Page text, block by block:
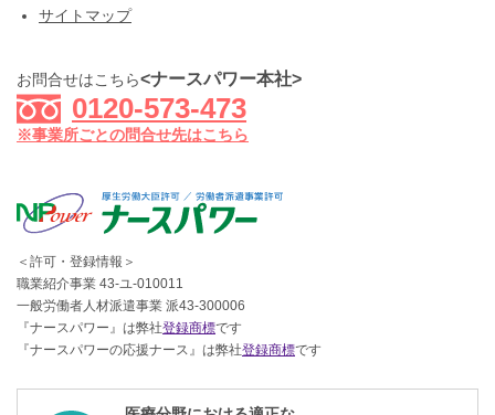
サイトマップ
お問合せはこちら<ナースパワー本社>
0120-573-473
※事業所ごとの問合せ先はこちら
＜許可・登録情報＞
職業紹介事業 43-ユ-010011
一般労働者人材派遣事業 派43-300006
『ナースパワー』は弊社登録商標です
『ナースパワーの応援ナース』は弊社登録商標です